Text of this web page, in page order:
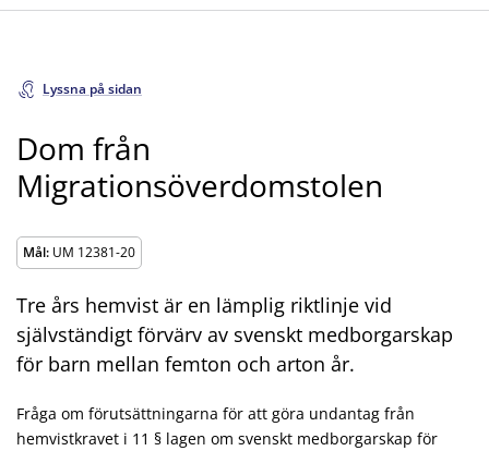
Lyssna på sidan
Dom från
Migrationsöverdomstolen
Mål: UM 12381-20
Tre års hemvist är en lämplig riktlinje vid
självständigt förvärv av svenskt medborgarskap
för barn mellan femton och arton år.
Fråga om förutsättningarna för att göra undantag från
hemvistkravet i 11 § lagen om svenskt medborgarskap för